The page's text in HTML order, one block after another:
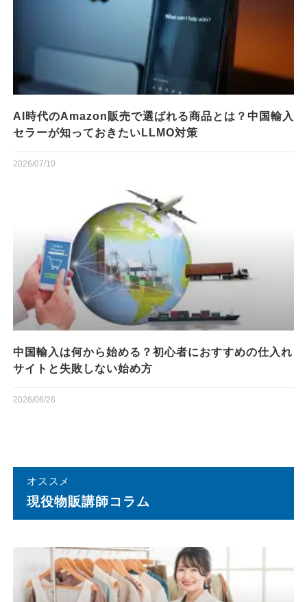
AI時代のAmazon販売で選ばれる商品とは？中国輸入
セラーが知っておきたいLLMO対策
2026/07/10
中国輸入は何から始める？初心者におすすめの仕入れ
サイトと失敗しない始め方
2026/06/26
オススメ
現役物販講師コラム